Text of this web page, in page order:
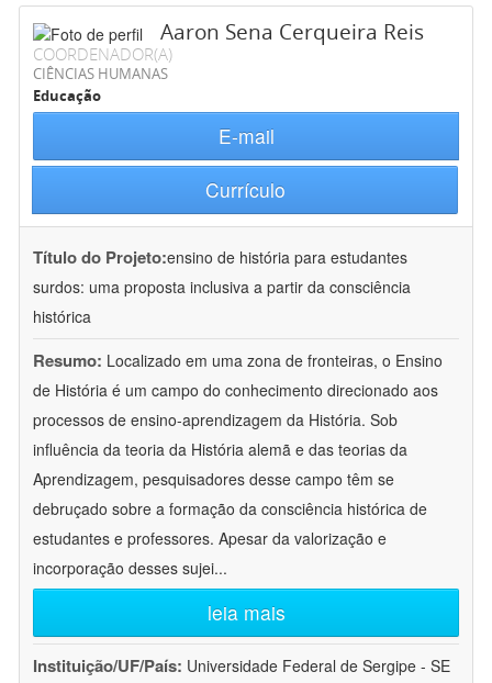
Aaron Sena Cerqueira Reis
COORDENADOR(A)
CIÊNCIAS HUMANAS
Educação
E-mail
Currículo
Título do Projeto:ensino de história para estudantes
surdos: uma proposta inclusiva a partir da consciência
histórica
Resumo: Localizado em uma zona de fronteiras, o Ensino
de História é um campo do conhecimento direcionado aos
processos de ensino-aprendizagem da História. Sob
influência da teoria da História alemã e das teorias da
Aprendizagem, pesquisadores desse campo têm se
debruçado sobre a formação da consciência histórica de
estudantes e professores. Apesar da valorização e
incorporação desses sujei...
leia mais
Instituição/UF/País: Universidade Federal de Sergipe - SE